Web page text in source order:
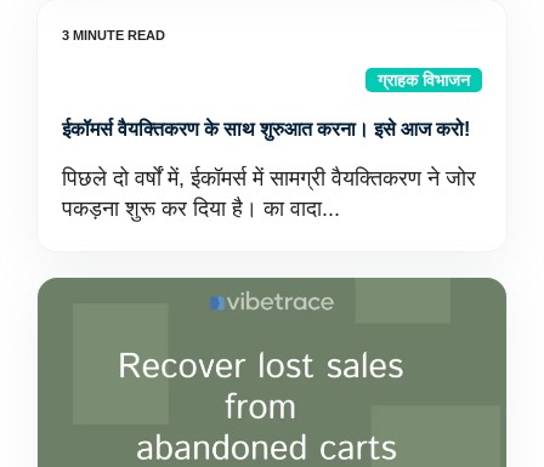
ग्राहक विभाजन
ईकॉमर्स वैयक्तिकरण के साथ शुरुआत करना। इसे आज करो!
पिछले दो वर्षों में, ईकॉमर्स में सामग्री वैयक्तिकरण ने जोर
पकड़ना शुरू कर दिया है। का वादा...